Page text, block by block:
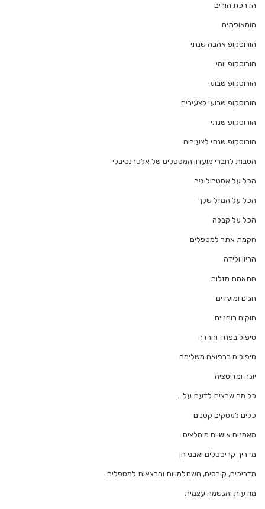
הדרכת הורים
הומאופתיה
הורוסקופ אהבה שנתי
הורוסקופ יומי
הורוסקופ שבועי
הורוסקופ שבועי לצעירים
הורוסקופ שנתי
הורוסקופ שנתי לצעירים
הטבות לחברי מועדון המטפלים של אלטרנטיבלי
הכל על אסטרולוגיה
הכל על המזל שלך
הכל על קבלה
הקמת אתר למטפלים
הריון ולידה
התאמת מזלות
חגים ומועדים
חוקים רוחניים
טיפול בפחד וחרדה
טיפולים ברפואה משלימה
יוגה ומדיטציה
כל מה שרצית לדעת על…
כלים לעסקים קטנים
מאמנים אישיים מומלצים
מדריך קריסטלים ואבני חן
מדריכים, קורסים, השתלמויות והרצאות למטפלים
מודעות והגשמה עצמית